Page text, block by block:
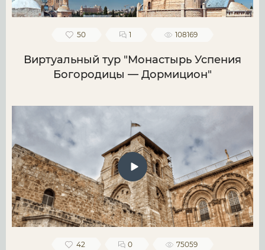
50 1 108169
Виртуальный тур "Монастырь Успения
Богородицы — Дормицион"
42 0 75059